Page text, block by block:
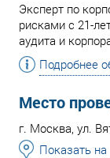
Эксперт по
рисками с 21-
аудита и
Подробнее
Место
г. Москва, ул.
Показать на